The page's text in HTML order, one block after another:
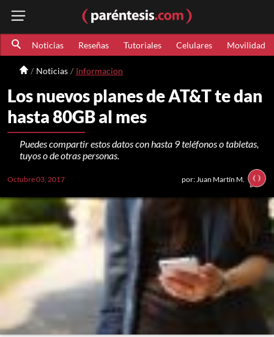
Noticias Reseñas Tutoriales Celulares Movilidad
Noticias Informacion
Los nuevos planes de AT&T te dan
hasta 80GB al mes
Puedes compartir estos datos con hasta 9 teléfonos o tabletas,
tuyos o de otras personas.
Octubre 03, 2017 por: Juan Martín M.